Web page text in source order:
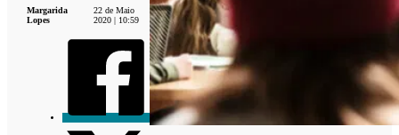
Margarida
Lopes
22 de Maio
2020 | 10:59